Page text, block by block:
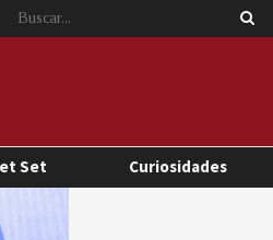
Set Curiosidades